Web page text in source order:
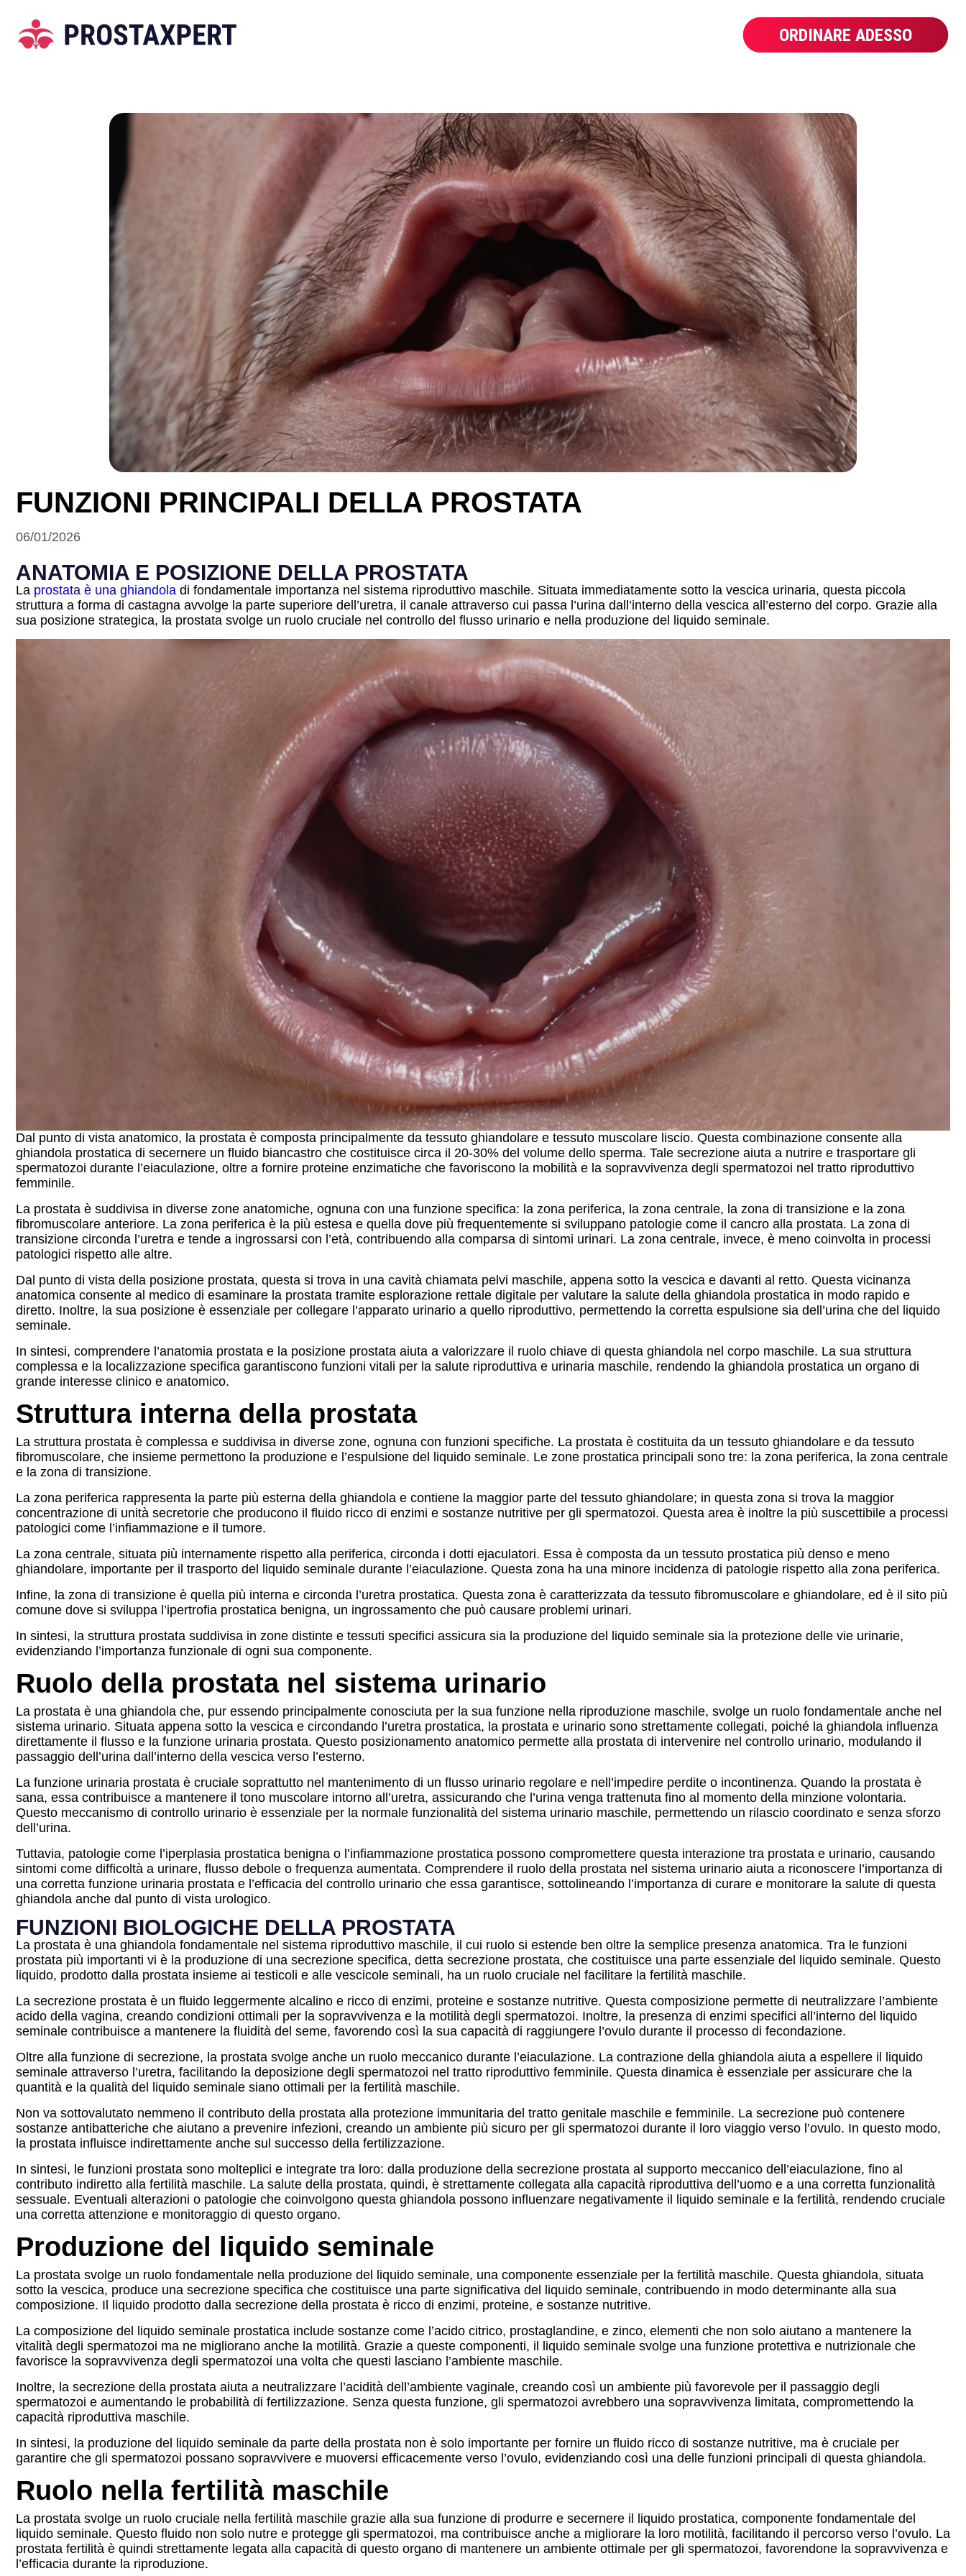
ORDINARE ADESSO
FUNZIONI PRINCIPALI DELLA PROSTATA
06/01/2026
ANATOMIA E POSIZIONE DELLA PROSTATA
La prostata è una ghiandola di fondamentale importanza nel sistema riproduttivo maschile. Situata immediatamente sotto la vescica urinaria, questa piccola
struttura a forma di castagna avvolge la parte superiore dell’uretra, il canale attraverso cui passa l’urina dall’interno della vescica all’esterno del corpo. Grazie alla
sua posizione strategica, la prostata svolge un ruolo cruciale nel controllo del flusso urinario e nella produzione del liquido seminale.
Dal punto di vista anatomico, la prostata è composta principalmente da tessuto ghiandolare e tessuto muscolare liscio. Questa combinazione consente alla
ghiandola prostatica di secernere un fluido biancastro che costituisce circa il 20-30% del volume dello sperma. Tale secrezione aiuta a nutrire e trasportare gli
spermatozoi durante l’eiaculazione, oltre a fornire proteine enzimatiche che favoriscono la mobilità e la sopravvivenza degli spermatozoi nel tratto riproduttivo
femminile.
La prostata è suddivisa in diverse zone anatomiche, ognuna con una funzione specifica: la zona periferica, la zona centrale, la zona di transizione e la zona
fibromuscolare anteriore. La zona periferica è la più estesa e quella dove più frequentemente si sviluppano patologie come il cancro alla prostata. La zona di
transizione circonda l’uretra e tende a ingrossarsi con l’età, contribuendo alla comparsa di sintomi urinari. La zona centrale, invece, è meno coinvolta in processi
patologici rispetto alle altre.
Dal punto di vista della posizione prostata, questa si trova in una cavità chiamata pelvi maschile, appena sotto la vescica e davanti al retto. Questa vicinanza
anatomica consente al medico di esaminare la prostata tramite esplorazione rettale digitale per valutare la salute della ghiandola prostatica in modo rapido e
diretto. Inoltre, la sua posizione è essenziale per collegare l’apparato urinario a quello riproduttivo, permettendo la corretta espulsione sia dell’urina che del liquido
seminale.
In sintesi, comprendere l’anatomia prostata e la posizione prostata aiuta a valorizzare il ruolo chiave di questa ghiandola nel corpo maschile. La sua struttura
complessa e la localizzazione specifica garantiscono funzioni vitali per la salute riproduttiva e urinaria maschile, rendendo la ghiandola prostatica un organo di
grande interesse clinico e anatomico.
Struttura interna della prostata
La struttura prostata è complessa e suddivisa in diverse zone, ognuna con funzioni specifiche. La prostata è costituita da un tessuto ghiandolare e da tessuto
fibromuscolare, che insieme permettono la produzione e l’espulsione del liquido seminale. Le zone prostatica principali sono tre: la zona periferica, la zona centrale
e la zona di transizione.
La zona periferica rappresenta la parte più esterna della ghiandola e contiene la maggior parte del tessuto ghiandolare; in questa zona si trova la maggior
concentrazione di unità secretorie che producono il fluido ricco di enzimi e sostanze nutritive per gli spermatozoi. Questa area è inoltre la più suscettibile a processi
patologici come l’infiammazione e il tumore.
La zona centrale, situata più internamente rispetto alla periferica, circonda i dotti ejaculatori. Essa è composta da un tessuto prostatica più denso e meno
ghiandolare, importante per il trasporto del liquido seminale durante l’eiaculazione. Questa zona ha una minore incidenza di patologie rispetto alla zona periferica.
Infine, la zona di transizione è quella più interna e circonda l’uretra prostatica. Questa zona è caratterizzata da tessuto fibromuscolare e ghiandolare, ed è il sito più
comune dove si sviluppa l’ipertrofia prostatica benigna, un ingrossamento che può causare problemi urinari.
In sintesi, la struttura prostata suddivisa in zone distinte e tessuti specifici assicura sia la produzione del liquido seminale sia la protezione delle vie urinarie,
evidenziando l’importanza funzionale di ogni sua componente.
Ruolo della prostata nel sistema urinario
La prostata è una ghiandola che, pur essendo principalmente conosciuta per la sua funzione nella riproduzione maschile, svolge un ruolo fondamentale anche nel
sistema urinario. Situata appena sotto la vescica e circondando l’uretra prostatica, la prostata e urinario sono strettamente collegati, poiché la ghiandola influenza
direttamente il flusso e la funzione urinaria prostata. Questo posizionamento anatomico permette alla prostata di intervenire nel controllo urinario, modulando il
passaggio dell’urina dall’interno della vescica verso l’esterno.
La funzione urinaria prostata è cruciale soprattutto nel mantenimento di un flusso urinario regolare e nell’impedire perdite o incontinenza. Quando la prostata è
sana, essa contribuisce a mantenere il tono muscolare intorno all’uretra, assicurando che l’urina venga trattenuta fino al momento della minzione volontaria.
Questo meccanismo di controllo urinario è essenziale per la normale funzionalità del sistema urinario maschile, permettendo un rilascio coordinato e senza sforzo
dell’urina.
Tuttavia, patologie come l’iperplasia prostatica benigna o l’infiammazione prostatica possono compromettere questa interazione tra prostata e urinario, causando
sintomi come difficoltà a urinare, flusso debole o frequenza aumentata. Comprendere il ruolo della prostata nel sistema urinario aiuta a riconoscere l’importanza di
una corretta funzione urinaria prostata e l’efficacia del controllo urinario che essa garantisce, sottolineando l’importanza di curare e monitorare la salute di questa
ghiandola anche dal punto di vista urologico.
FUNZIONI BIOLOGICHE DELLA PROSTATA
La prostata è una ghiandola fondamentale nel sistema riproduttivo maschile, il cui ruolo si estende ben oltre la semplice presenza anatomica. Tra le funzioni
prostata più importanti vi è la produzione di una secrezione specifica, detta secrezione prostata, che costituisce una parte essenziale del liquido seminale. Questo
liquido, prodotto dalla prostata insieme ai testicoli e alle vescicole seminali, ha un ruolo cruciale nel facilitare la fertilità maschile.
La secrezione prostata è un fluido leggermente alcalino e ricco di enzimi, proteine e sostanze nutritive. Questa composizione permette di neutralizzare l’ambiente
acido della vagina, creando condizioni ottimali per la sopravvivenza e la motilità degli spermatozoi. Inoltre, la presenza di enzimi specifici all’interno del liquido
seminale contribuisce a mantenere la fluidità del seme, favorendo così la sua capacità di raggiungere l’ovulo durante il processo di fecondazione.
Oltre alla funzione di secrezione, la prostata svolge anche un ruolo meccanico durante l’eiaculazione. La contrazione della ghiandola aiuta a espellere il liquido
seminale attraverso l’uretra, facilitando la deposizione degli spermatozoi nel tratto riproduttivo femminile. Questa dinamica è essenziale per assicurare che la
quantità e la qualità del liquido seminale siano ottimali per la fertilità maschile.
Non va sottovalutato nemmeno il contributo della prostata alla protezione immunitaria del tratto genitale maschile e femminile. La secrezione può contenere
sostanze antibatteriche che aiutano a prevenire infezioni, creando un ambiente più sicuro per gli spermatozoi durante il loro viaggio verso l’ovulo. In questo modo,
la prostata influisce indirettamente anche sul successo della fertilizzazione.
In sintesi, le funzioni prostata sono molteplici e integrate tra loro: dalla produzione della secrezione prostata al supporto meccanico dell’eiaculazione, fino al
contributo indiretto alla fertilità maschile. La salute della prostata, quindi, è strettamente collegata alla capacità riproduttiva dell’uomo e a una corretta funzionalità
sessuale. Eventuali alterazioni o patologie che coinvolgono questa ghiandola possono influenzare negativamente il liquido seminale e la fertilità, rendendo cruciale
una corretta attenzione e monitoraggio di questo organo.
Produzione del liquido seminale
La prostata svolge un ruolo fondamentale nella produzione del liquido seminale, una componente essenziale per la fertilità maschile. Questa ghiandola, situata
sotto la vescica, produce una secrezione specifica che costituisce una parte significativa del liquido seminale, contribuendo in modo determinante alla sua
composizione. Il liquido prodotto dalla secrezione della prostata è ricco di enzimi, proteine, e sostanze nutritive.
La composizione del liquido seminale prostatica include sostanze come l’acido citrico, prostaglandine, e zinco, elementi che non solo aiutano a mantenere la
vitalità degli spermatozoi ma ne migliorano anche la motilità. Grazie a queste componenti, il liquido seminale svolge una funzione protettiva e nutrizionale che
favorisce la sopravvivenza degli spermatozoi una volta che questi lasciano l’ambiente maschile.
Inoltre, la secrezione della prostata aiuta a neutralizzare l’acidità dell’ambiente vaginale, creando così un ambiente più favorevole per il passaggio degli
spermatozoi e aumentando le probabilità di fertilizzazione. Senza questa funzione, gli spermatozoi avrebbero una sopravvivenza limitata, compromettendo la
capacità riproduttiva maschile.
In sintesi, la produzione del liquido seminale da parte della prostata non è solo importante per fornire un fluido ricco di sostanze nutritive, ma è cruciale per
garantire che gli spermatozoi possano sopravvivere e muoversi efficacemente verso l’ovulo, evidenziando così una delle funzioni principali di questa ghiandola.
Ruolo nella fertilità maschile
La prostata svolge un ruolo cruciale nella fertilità maschile grazie alla sua funzione di produrre e secernere il liquido prostatica, componente fondamentale del
liquido seminale. Questo fluido non solo nutre e protegge gli spermatozoi, ma contribuisce anche a migliorare la loro motilità, facilitando il percorso verso l’ovulo. La
prostata fertilità è quindi strettamente legata alla capacità di questo organo di mantenere un ambiente ottimale per gli spermatozoi, favorendone la sopravvivenza e
l’efficacia durante la riproduzione.